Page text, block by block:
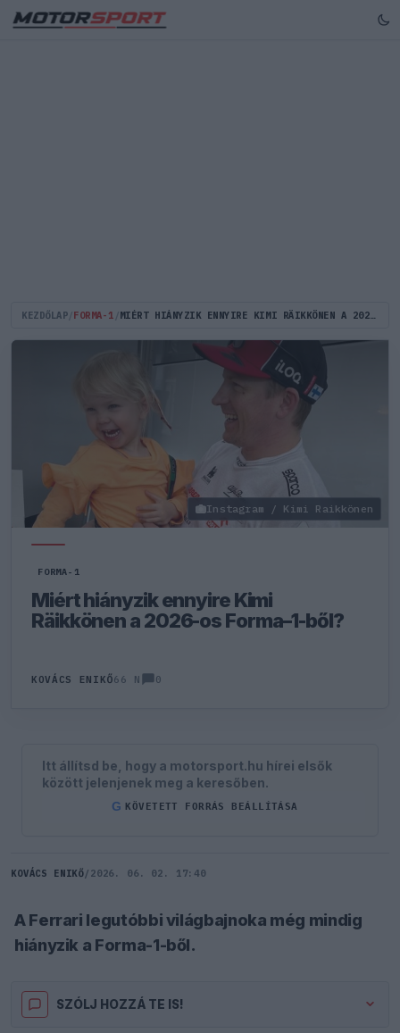
KEZDŐLAP FORMA-1 MIÉRT HIÁNYZIK ENNYIRE KIMI RÄIKKÖNEN A 2026-OS FORMA–1-BŐL?
Instagram / Kimi Raikkönen
FORMA-1
Miért hiányzik ennyire Kimi
Räikkönen a 2026-os Forma–1-ből?
KOVÁCS ENIKŐ66 N 0
Itt állítsd be, hogy a motorsport.hu hírei elsők
között jelenjenek meg a keresőben.
G KÖVETETT FORRÁS BEÁLLÍTÁSA
KOVÁCS ENIKŐ/ 2026. 06. 02. 17:40
A Ferrari legutóbbi világbajnoka még mindig
hiányzik a Forma-1-ből.
SZÓLJ HOZZÁ TE IS!